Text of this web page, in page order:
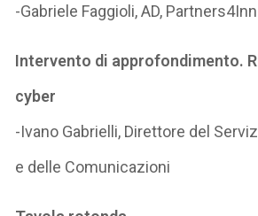
-Gabriele Faggioli, AD,
Intervento di approfondimento.
cyber
-Ivano Gabrielli, Direttore del
e delle Comunicazioni